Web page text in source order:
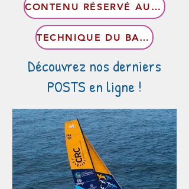
CONTENU RÉSERVÉ AUX MEMBRES
TECHNIQUE DU BATEAU
Découvrez nos derniers
POSTS en ligne !